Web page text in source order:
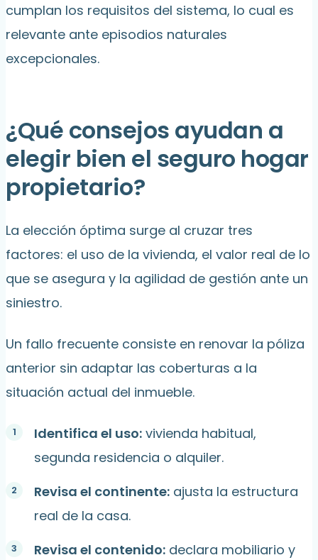
cumplan los requisitos del sistema, lo cual es
relevante ante episodios naturales
excepcionales.
¿Qué consejos ayudan a
elegir bien el seguro hogar
propietario?
La elección óptima surge al cruzar tres
factores: el uso de la vivienda, el valor real de lo
que se asegura y la agilidad de gestión ante un
siniestro.
Un fallo frecuente consiste en renovar la póliza
anterior sin adaptar las coberturas a la
situación actual del inmueble.
Identifica el uso: vivienda habitual,
segunda residencia o alquiler.
Revisa el continente: ajusta la estructura
real de la casa.
Revisa el contenido: declara mobiliario y